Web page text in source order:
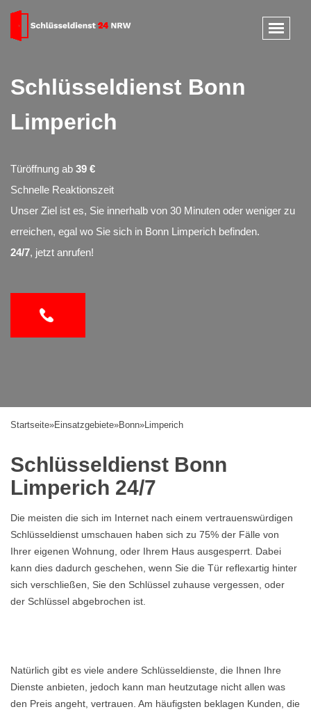
Schlüsseldienst Bonn
Limperich
Türöffnung ab 39 €
Schnelle Reaktionszeit
Unser Ziel ist es, Sie innerhalb von 30 Minuten oder weniger zu
erreichen, egal wo Sie sich in Bonn Limperich befinden.
24/7, jetzt anrufen!
Startseite»Einsatzgebiete»Bonn»Limperich
Schlüsseldienst Bonn
Limperich 24/7
Die meisten die sich im Internet nach einem vertrauenswürdigen
Schlüsseldienst umschauen haben sich zu 75% der Fälle von
Ihrer eigenen Wohnung, oder Ihrem Haus ausgesperrt. Dabei
kann dies dadurch geschehen, wenn Sie die Tür reflexartig hinter
sich verschließen, Sie den Schlüssel zuhause vergessen, oder
der Schlüssel abgebrochen ist.
Natürlich gibt es viele andere Schlüsseldienste, die Ihnen Ihre
Dienste anbieten, jedoch kann man heutzutage nicht allen was
den Preis angeht, vertrauen. Am häufigsten beklagen Kunden, die